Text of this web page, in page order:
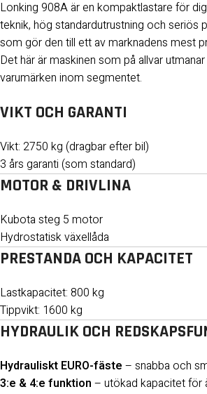
Lonking 908A är en kompaktlastare för
teknik, hög standardutrustning och seriös
som gör den till ett av marknadens mest
Det här är maskinen som på allvar
varumärken inom segmentet.
VIKT OCH GARANTI
Vikt: 2750 kg (dragbar efter bil)
3 års garanti (som standard)
MOTOR & DRIVLINA
Kubota steg 5 motor
Hydrostatisk växellåda
PRESTANDA OCH KAPACITET
Lastkapacitet: 800 kg
Tippvikt: 1600 kg
HYDRAULIK OCH
Hydrauliskt EURO-fäste – snabba och
3:e & 4:e funktion – utökad kapacitet för